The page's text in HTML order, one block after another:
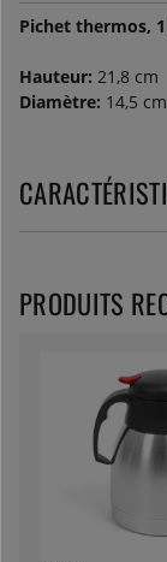
Pichet thermos,
Hauteur: 21,8 cm
Diamètre: 14,5
PRODUITS